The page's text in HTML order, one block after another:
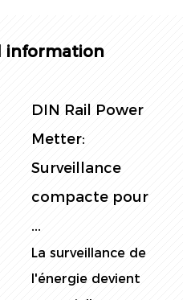
information
Médelles de rail
DIN
monophasé:
Guide
d'installati...
Les compteurs
électriques de rail